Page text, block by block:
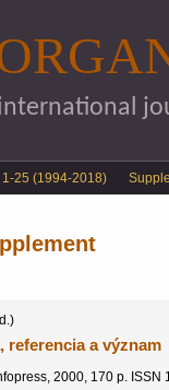
25 (1994-2018)
referencia a význam
2000, 170 p. ISSN